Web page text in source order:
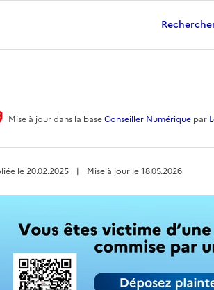
la page d'accueil
Mise à jourdans la baseConseiller Numériquepar
le20.02.2025 ︱ Mise à jour le18.05.2026